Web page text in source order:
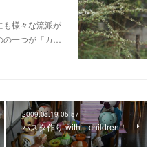
も様々な流派が
一つが「カ…
2009.05.19 05:57
パスタ作り with children！